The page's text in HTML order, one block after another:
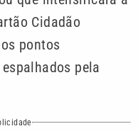
Cidadão
pontos
pela